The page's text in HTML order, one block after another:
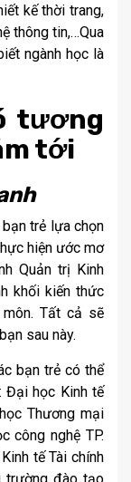
kế thời trang,
thông tin,…Qua
ngành học là
tương
tới
trẻ lựa chọn
hiện ước mơ
Quản trị Kinh
khối kiến thức
môn. Tất cả sẽ
sau này.
bạn trẻ có thể
Đại học Kinh tế
Thương mại
công nghệ TP.
tế Tài chính
trường đào tạo